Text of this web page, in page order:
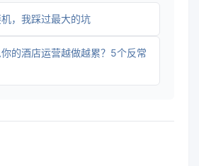
，我踩过最大的坑
的酒店运营越做越累？5个反常